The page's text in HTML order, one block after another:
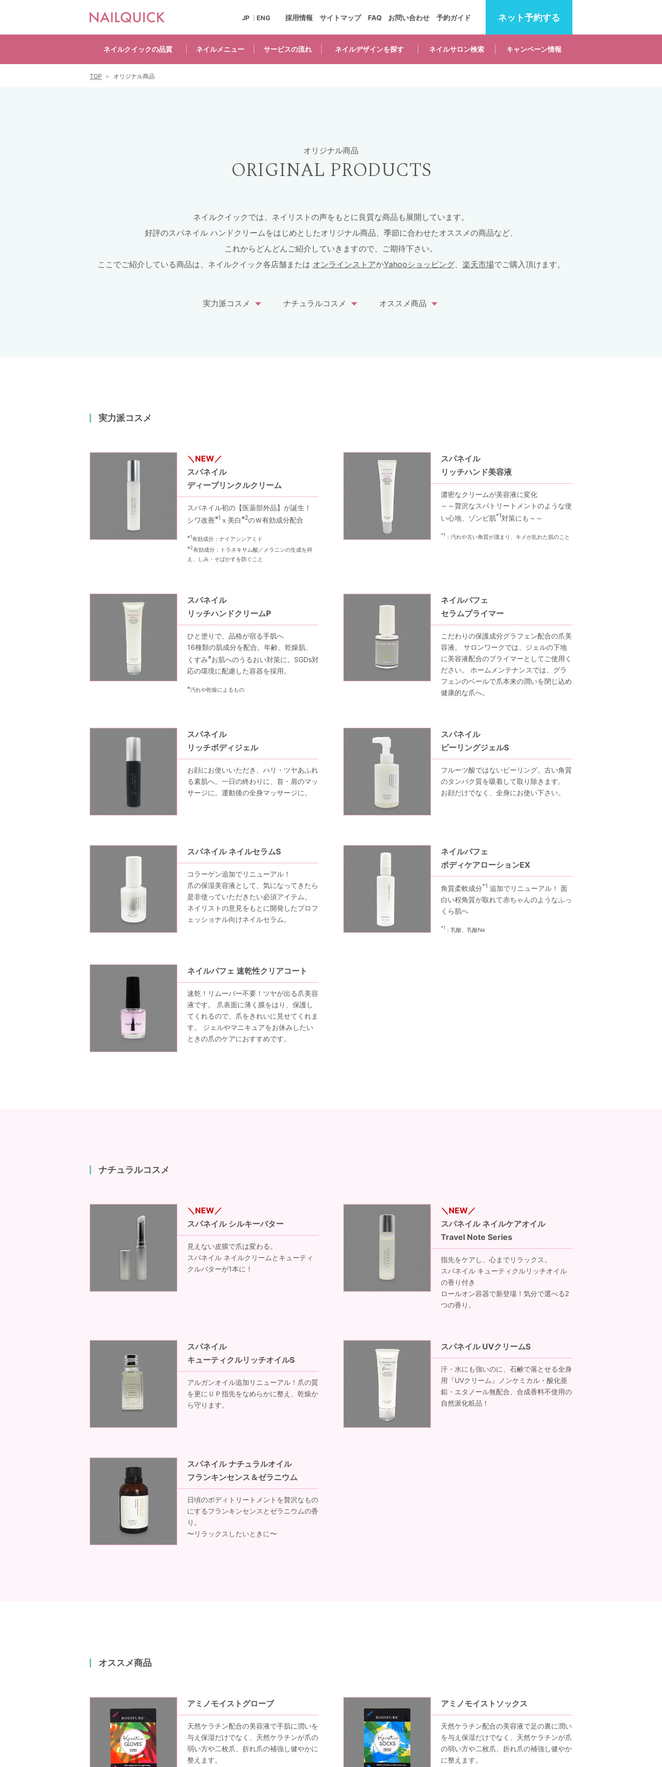
ネット予約する
ネイルクイックの品質 ネイルメニュー サービスの流れ ネイルデザインを探す ネイルサロン検索 キャンペーン情報
採用情報 サイトマップ FAQ お問い合わせ 予約ガイド
JP ENG
オリジナル商品
ORIGINAL PRODUCTS
ネイルクイックでは、ネイリストの声をもとに良質な商品も展開しています。
好評のスパネイル ハンドクリームをはじめとしたオリジナル商品、季節に合わせたオススメの商品など、
これからどんどんご紹介していきますので、ご期待下さい。
ここでご紹介している商品は、ネイルクイック各店舗または オンラインストアかYahooショッピング、 楽天市場でご購入頂けます。
実力派コスメ ナチュラルコスメ オススメ商品
実力派コスメ
スパネイル
ディープリンクルクリーム
スパネイル初の【医薬部外品】が誕生！
シワ改善※1 ｘ美白※2のＷ有効成分配合
※1有効成分：ナイアシンアミド
※2有効成分：トラネキサム酸／メラニンの生成を抑
え、しみ・そばかすを防ぐこと
スパネイル
リッチハンド美容液
濃密なクリームが美容液に変化
～～贅沢なスパトリートメントのような使
い心地、ゾンビ肌*1対策にも～～
*1 ：汚れや古い角質が溜まり、キメが乱れた肌のこと
スパネイル
リッチハンドクリームP
ひと塗りで、品格が宿る手肌へ
16種類の肌成分を配合。年齢、乾燥肌、
くすみ※お肌へのうるおい対策に。SGDs対
応の環境に配慮した容器を採用。
※汚れや乾燥によるもの
ネイルパフェ
セラムプライマー
こだわりの保護成分グラフェン配合の爪美
容液。 サロンワークでは、ジェルの下地
に美容液配合のプライマーとしてご使用く
ださい。 ホームメンテナンスでは、グラ
フェンのベールで爪本来の潤いを閉じ込め
健康的な爪へ。
スパネイル
リッチボディジェル
お顔にお使いいただき、ハリ・ツヤあふれ
る素肌へ。一日の終わりに、首・肩のマッ
サージに。運動後の全身マッサージに。
スパネイル
ピーリングジェルS
フルーツ酸ではないピーリング。古い角質
のタンパク質を吸着して取り除きます。
お顔だけでなく、全身にお使い下さい。
スパネイル ネイルセラムS
コラーゲン追加でリニューアル！
爪の保湿美容液として、気になってきたら
是非使っていただきたい必須アイテム。
ネイリストの意見をもとに開発したプロフ
ェッショナル向けネイルセラム。
ネイルパフェ
ボディケアローションEX
角質柔軟成分*1 追加でリニューアル！ 面
白い程角質が取れて赤ちゃんのようなふっ
くら肌へ
*1 ：乳酸、乳酸Na
ネイルパフェ 速乾性クリアコート
速乾！リムーバー不要！ツヤが出る爪美容
液です。 爪表面に薄く膜をはり、保護し
てくれるので、爪をきれいに見せてくれま
す。 ジェルやマニキュアをお休みしたい
ときの爪のケアにおすすめです。
ナチュラルコスメ
スパネイル シルキーバター
見えない皮膜で爪は変わる。
スパネイル ネイルクリームとキューティ
クルバターが1本に！
スパネイル ネイルケアオイル
Travel Note Series
指先をケアし、心までリラックス。
スパネイル キューティクルリッチオイル
の香り付き
ロールオン容器で新登場！気分で選べる2
つの香り。
スパネイル
キューティクルリッチオイルS
アルガンオイル追加リニューアル！爪の質
を更にＵＰ指先をなめらかに整え、乾燥か
ら守ります。
スパネイル UVクリームS
汗・水にも強いのに、石鹸で落とせる全身
用『UVクリーム』ノンケミカル・酸化亜
鉛・エタノール無配合、合成香料不使用の
自然派化粧品！
スパネイル ナチュラルオイル
フランキンセンス＆ゼラニウム
日頃のボディトリートメントを贅沢なもの
にするフランキンセンスとゼラニウムの香
り。
〜リラックスしたいときに〜
オススメ商品
アミノモイストグローブ
天然ケラチン配合の美容液で手肌に潤いを
与え保湿だけでなく、天然ケラチンが爪の
弱い方や二枚爪、折れ爪の補強し健やかに
整えます。
アミノモイストソックス
天然ケラチン配合の美容液で足の裏に潤い
を与え保湿だけでなく、天然ケラチンが爪
の弱い方や二枚爪、折れ爪の補強し健やか
に整えます。
TOP オリジナル商品